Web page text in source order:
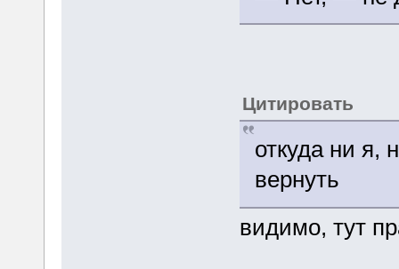
Цитировать
откуда ни я,
вернуть
видимо, тут